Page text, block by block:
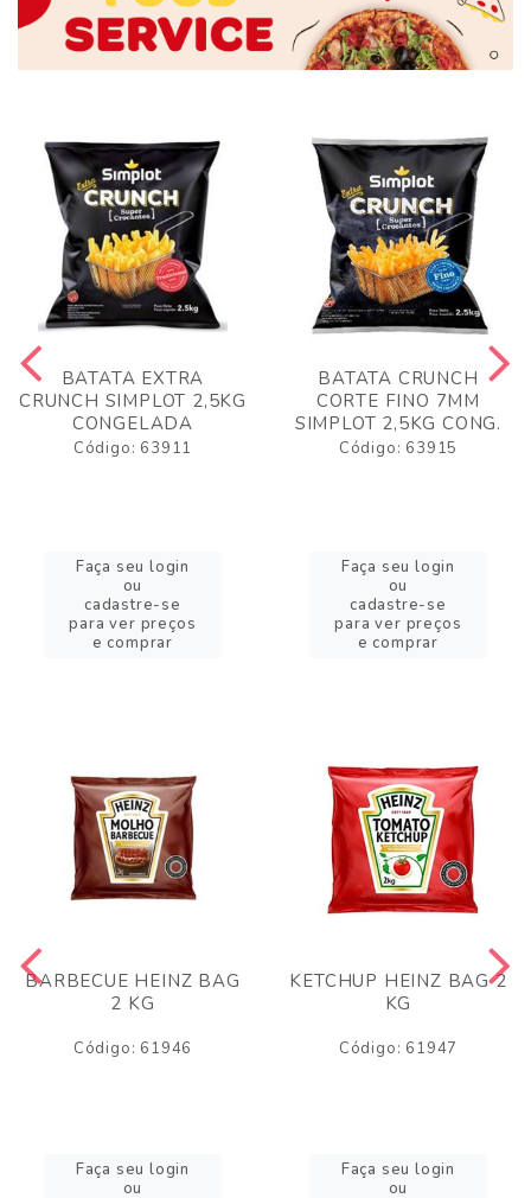
BATATA EXTRA
CRUNCH SIMPLOT 2,5KG
CONGELADA
Código: 63911
Faça seu login
ou
cadastre-se
para ver preços
e comprar
BATATA CRUNCH
CORTE FINO 7MM
SIMPLOT 2,5KG CONG.
Código: 63915
Faça seu login
ou
cadastre-se
para ver preços
e comprar
BARBECUE HEINZ BAG
2 KG
Código: 61946
Faça seu login
ou
KETCHUP HEINZ BAG 2
KG
Código: 61947
Faça seu login
ou